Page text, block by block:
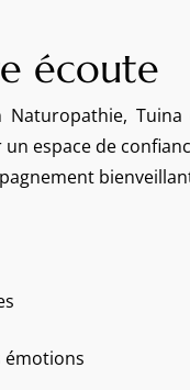
écoute
espace de
émotions